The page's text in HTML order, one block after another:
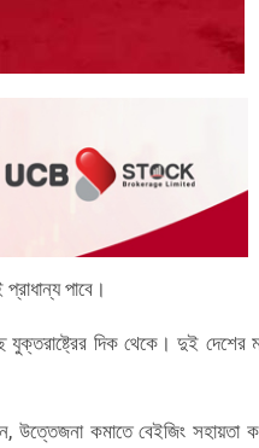
পাবে।
যুক্তরাষ্ট্রের দিক থেকে। দুই দেশের
উত্তেজনা কমাতে বেইজিং সহায়তা